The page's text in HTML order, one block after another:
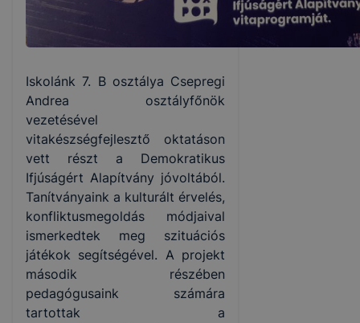
Iskolánk 7. B osztálya Csepregi
Andrea osztályfőnök
vezetésével
vitakészségfejlesztő oktatáson
vett részt a Demokratikus
Ifjúságért Alapítvány jóvoltából.
Tanítványaink a kulturált érvelés,
konfliktusmegoldás módjaival
ismerkedtek meg szituációs
játékok segítségével. A projekt
második részében
pedagógusaink számára
tartottak a